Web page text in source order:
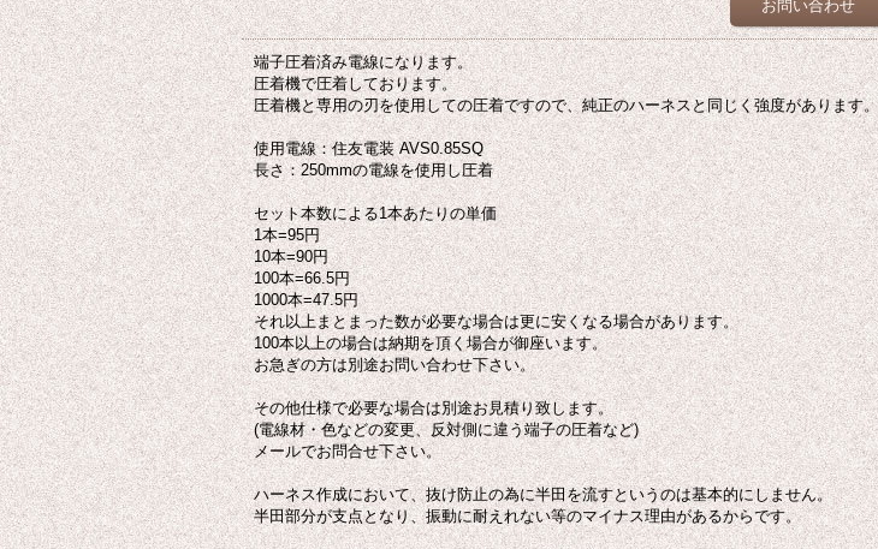
お問い合わせ
端子圧着済み電線になります。
圧着機で圧着しております。
圧着機と専用の刃を使用しての圧着ですので、純正のハーネスと同じく強度があります。
使用電線：住友電装 AVS0.85SQ
長さ：250mmの電線を使用し圧着
セット本数による1本あたりの単価
1本=95円
10本=90円
100本=66.5円
1000本=47.5円
それ以上まとまった数が必要な場合は更に安くなる場合があります。
100本以上の場合は納期を頂く場合が御座います。
お急ぎの方は別途お問い合わせ下さい。
その他仕様で必要な場合は別途お見積り致します。
(電線材・色などの変更、反対側に違う端子の圧着など)
メールでお問合せ下さい。
ハーネス作成において、抜け防止の為に半田を流すというのは基本的にしません。
半田部分が支点となり、振動に耐えれない等のマイナス理由があるからです。